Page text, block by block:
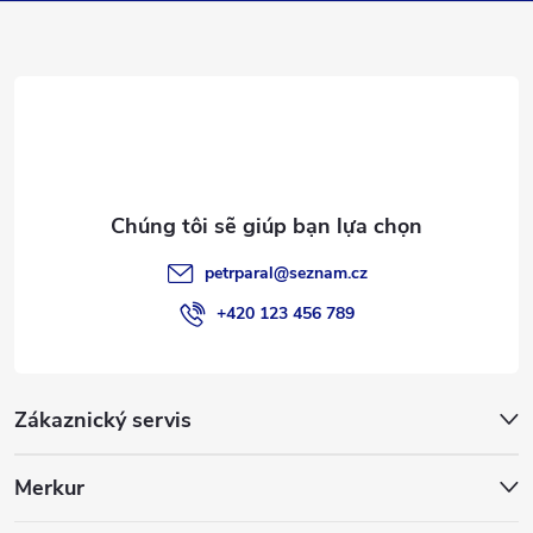
Zákaznický servis
Merkur
petrparal@seznam.cz
+420 123 456 789